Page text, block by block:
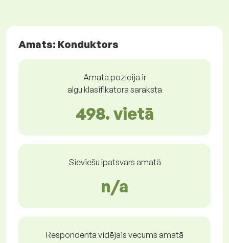
Amats: Konduktors
Amata pozīcija ir
algu klasifikatora saraksta
498. vietā
Sieviešu īpatsvars amatā
n/a
Respondenta vidējais vecums amatā